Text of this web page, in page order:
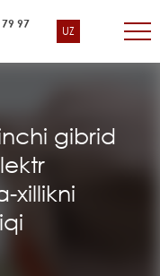
UZ
97
gibrid
xillikni